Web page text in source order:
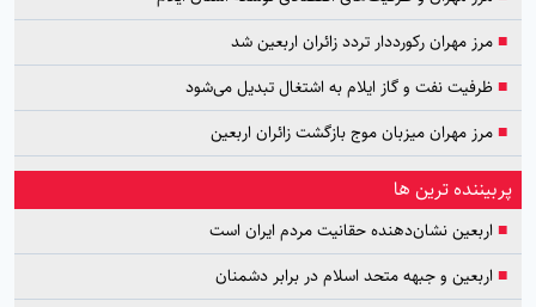
■مرز مهران رکورددار تردد زائران اربعین شد
■ظرفیت نفت و گاز ایلام به اشتغال تبدیل می‌شود
■مرز مهران میزبان موج بازگشت زائران اربعین
پربیننده ترین ها
■ اربعین نشان‌دهنده حقانیت مردم ایران است
■ اربعین و جبهه متحد اسلام در برابر دشمنان